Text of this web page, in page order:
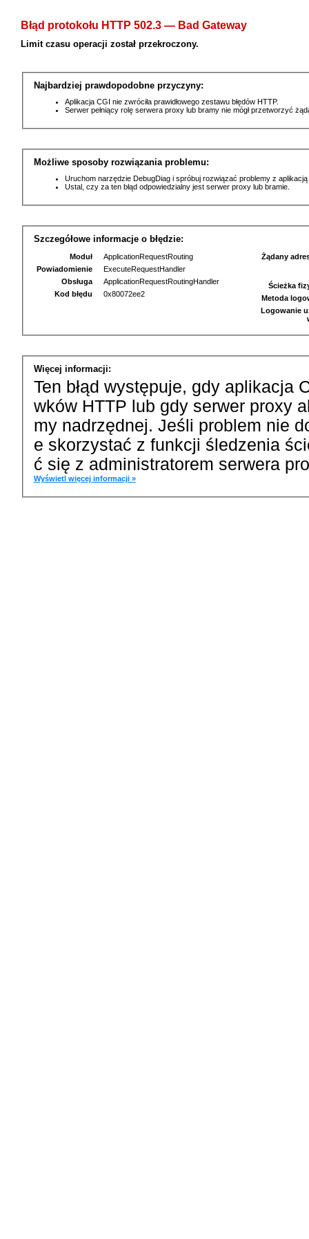
Błąd protokołu HTTP 502.3 — Bad Gateway
Limit czasu operacji został przekroczony.
Najbardziej prawdopodobne przyczyny:
Aplikacja CGI nie zwróciła prawidłowego zestawu błędów HTTP.
Serwer pełniący rolę serwera proxy lub bramy nie mógł przetworzyć
Możliwe sposoby rozwiązania problemu:
Uruchom narzędzie DebugDiag i spróbuj rozwiązać problemy z
Ustal, czy za ten błąd odpowiedzialny jest serwer proxy lub bramie.
Szczegółowe informacje o błędzie:
Moduł
ApplicationRequestRouting
Powiadomienie
ExecuteRequestHandler
Obsługa
ApplicationRequestRoutingHandler
Kod błędu
0x80072ee2
Żądany
Ścieżka
Metoda
Logowanie
Więcej informacji:
Ten błąd występuje, gdy aplikacja
wków HTTP lub gdy serwer proxy
my nadrzędnej. Jeśli problem nie
e skorzystać z funkcji śledzenia
ć się z administratorem serwera
Wyświetl więcej informacji »